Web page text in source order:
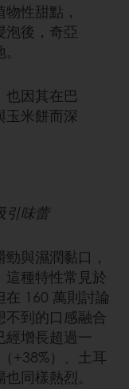
性甜點，
泡後，奇亞
也因其在巴
玉米餅而深
引味蕾
與濕潤黏口，
這種特性常見於
160 萬則討論
不到的口感融合
經增長超過一
+38%）、土耳
同樣熱烈。